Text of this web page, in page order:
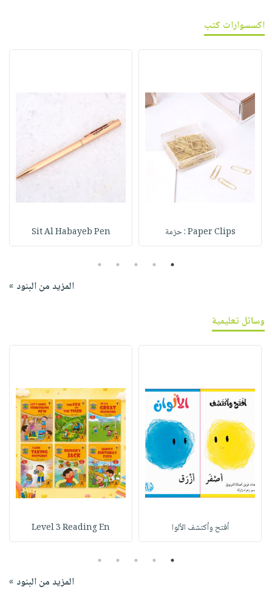
اكسسوارات كتب
Paper Clips : حزمة Sit Al Habayeb Pen
1
2
3
4
5
المزيد من البنود »
وسائل تعليمية
أفتح وأكتشف الألوا Level 3 Reading En
1
2
3
4
5
المزيد من البنود »